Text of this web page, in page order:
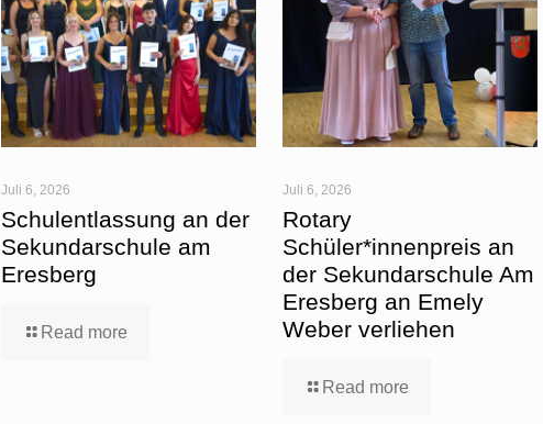
Juli 6, 2026
Schulentlassung an der
Sekundarschule am
Eresberg
Read more
Juli 6, 2026
Rotary
Schüler*innenpreis an
der Sekundarschule Am
Eresberg an Emely
Weber verliehen
Read more